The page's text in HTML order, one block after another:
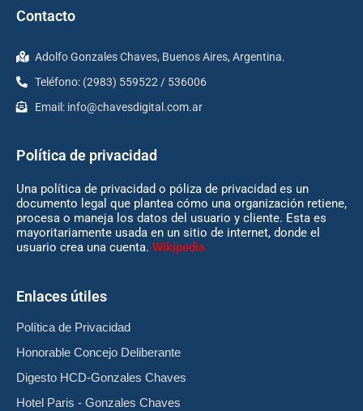
Contacto
Adolfo Gonzales Chaves, Buenos Aires, Argentina.
Teléfono: (2983) 559522 / 536006
Email: info@chavesdigital.com.ar
Política de privacidad
Una política de privacidad o póliza de privacidad es un
documento legal que plantea cómo una organización retiene,
procesa o maneja los datos del usuario y cliente. Esta es
mayoritariamente usada en un sitio de internet, donde el
usuario crea una cuenta. Wikipedia
Enlaces útiles
Política de Privacidad
Honorable Concejo Deliberante
Digesto HCD-Gonzales Chaves
Hotel Paris - Gonzales Chaves